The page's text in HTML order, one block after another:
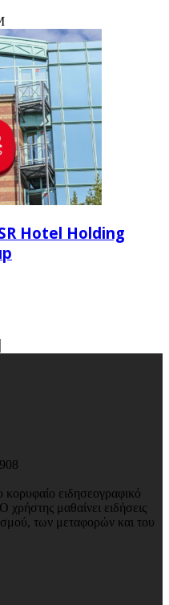
Hotel Holding
κορυφαίο ειδησεογραφικό
χρήστης μαθαίνει ειδήσεις
των μεταφορών και του